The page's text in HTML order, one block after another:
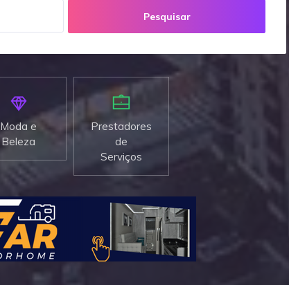
Pesquisar
Moda e
Beleza
Prestadores
de
Serviços